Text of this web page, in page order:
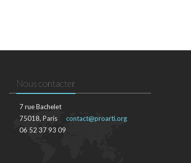
Nous contacter
7 rue Bachelet
75018, Paris
06 52 37 93 09
contact@proarti.org